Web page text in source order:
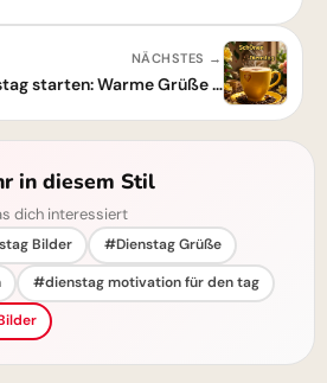
NÄCHSTES →
Kraftvoll in den Dienstag starten: Warme Grüße für einen produktiven Tag
in diesem Stil
dich interessiert
Bilder
#Dienstag Grüße
#dienstag motivation für den tag